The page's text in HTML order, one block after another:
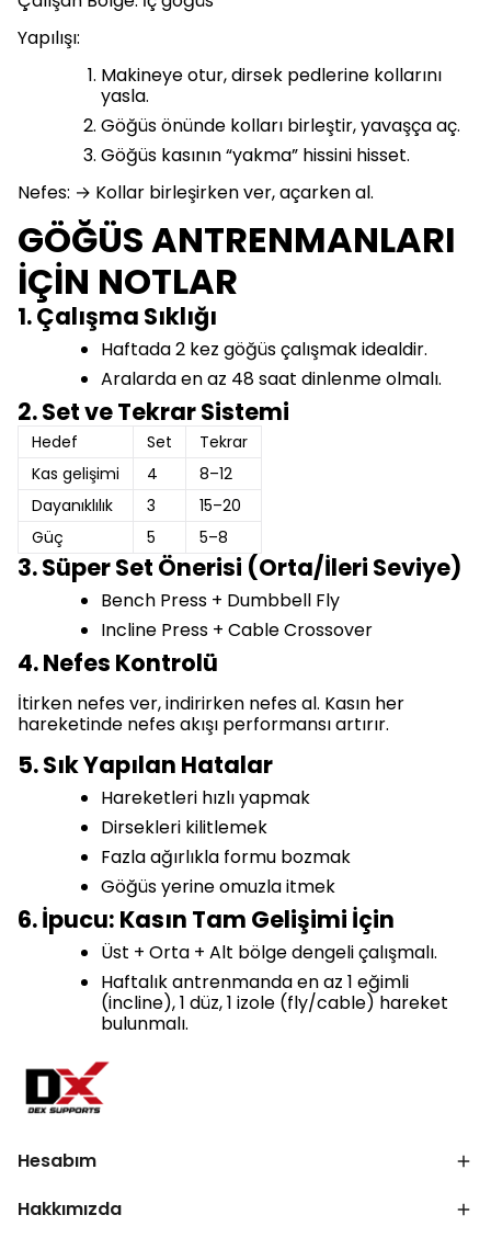
Yapılışı:
Makineye otur, dirsek pedlerine kollarını
yasla.
Göğüs önünde kolları birleştir, yavaşça aç.
Göğüs kasının “yakma” hissini hisset.
Nefes: → Kollar birleşirken ver, açarken al.
GÖĞÜS ANTRENMANLARI
İÇİN NOTLAR
1. Çalışma Sıklığı
Haftada 2 kez göğüs çalışmak idealdir.
Aralarda en az 48 saat dinlenme olmalı.
2. Set ve Tekrar Sistemi
Hedef Set
Tekrar
Kas gelişimi
4
8–12
Dayanıklılık
3
15–20
Güç
5 5–8
3. Süper Set Önerisi (Orta/İleri Seviye)
Bench Press + Dumbbell Fly
Incline Press + Cable Crossover
4. Nefes Kontrolü
İtirken nefes ver, indirirken nefes al. Kasın her
hareketinde nefes akışı performansı artırır.
5. Sık Yapılan Hatalar
Hareketleri hızlı yapmak
Dirsekleri kilitlemek
Fazla ağırlıkla formu bozmak
Göğüs yerine omuzla itmek
6. İpucu: Kasın Tam Gelişimi İçin
Üst + Orta + Alt bölge dengeli çalışmalı.
Haftalık antrenmanda en az 1 eğimli
(incline), 1 düz, 1 izole (fly/cable) hareket
bulunmalı.
Hesabım
Hakkımızda